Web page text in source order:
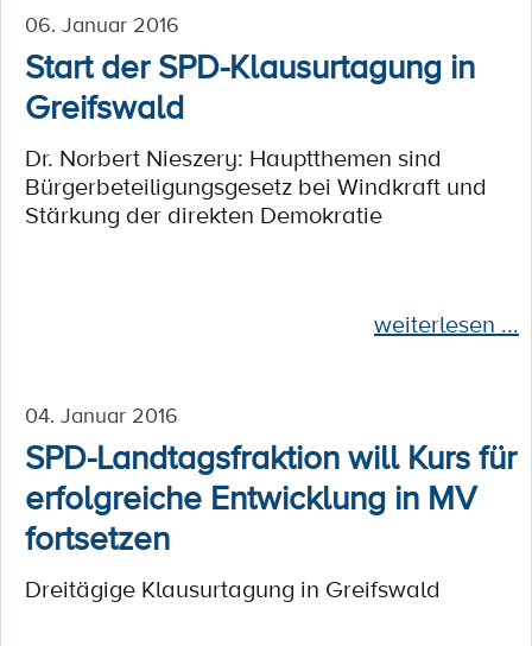
06. Januar 2016
Start der SPD-Klausurtagung in
Greifswald
Dr. Norbert Nieszery: Hauptthemen sind
Bürgerbeteiligungsgesetz bei Windkraft und
Stärkung der direkten Demokratie
weiterlesen ...
04. Januar 2016
SPD-Landtagsfraktion will Kurs für
erfolgreiche Entwicklung in MV
fortsetzen
Dreitägige Klausurtagung in Greifswald